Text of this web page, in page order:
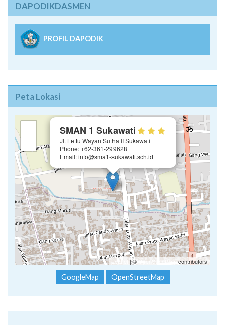
DAPODIKDASMEN
PROFIL DAPODIK
Peta Lokasi
SMAN 1 Sukawati
Jl. Lettu Wayan Sutha II Sukawati
Phone: +62-361-299628
Email: info@sma1-sukawati.sch.id
Leaflet | ©OpenStreetMap contributors
GoogleMap OpenStreetMap